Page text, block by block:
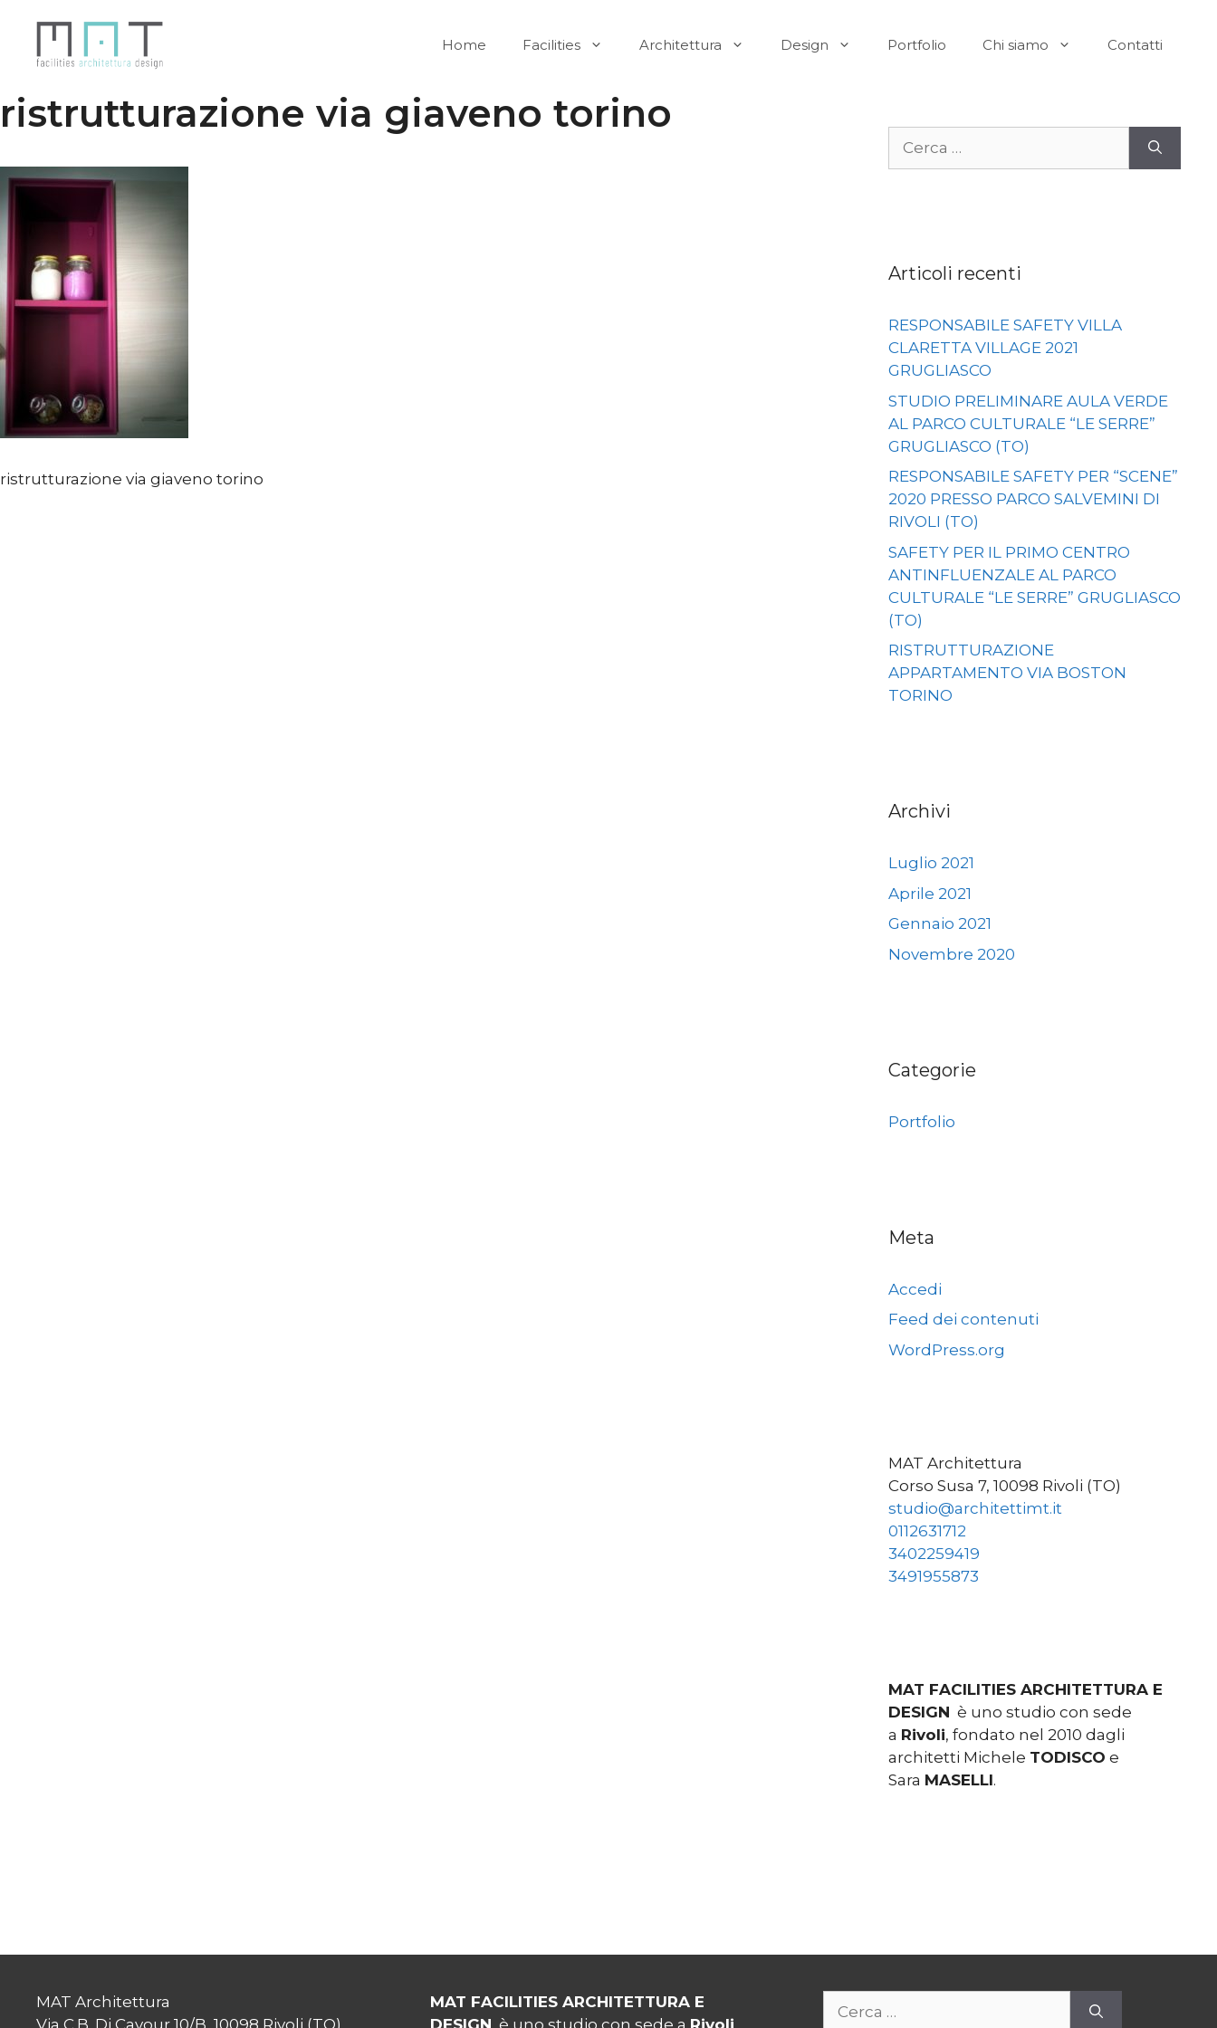
contenuto
Home Facilities Architettura Design Portfolio Chi siamo Contatti
ristrutturazione via giaveno torino
ristrutturazione via giaveno torino
Articoli recenti
RESPONSABILE SAFETY VILLA
CLARETTA VILLAGE 2021
GRUGLIASCO
STUDIO PRELIMINARE AULA VERDE
AL PARCO CULTURALE “LE SERRE”
GRUGLIASCO (TO)
RESPONSABILE SAFETY PER “SCENE”
2020 PRESSO PARCO SALVEMINI DI
RIVOLI (TO)
SAFETY PER IL PRIMO CENTRO
ANTINFLUENZALE AL PARCO
CULTURALE “LE SERRE” GRUGLIASCO
(TO)
RISTRUTTURAZIONE
APPARTAMENTO VIA BOSTON
TORINO
Archivi
Luglio 2021
Aprile 2021
Gennaio 2021
Novembre 2020
Categorie
Portfolio
Meta
Accedi
Feed dei contenuti
WordPress.org
MAT Architettura
Corso Susa 7, 10098 Rivoli (TO)
studio@architettimt.it
0112631712
3402259419
3491955873
MAT FACILITIES ARCHITETTURA E
DESIGN è uno studio con sede
a Rivoli, fondato nel 2010 dagli
architetti Michele TODISCO e
Sara MASELLI.
MAT Architettura
Via C.B. Di Cavour 10/B, 10098 Rivoli (TO)
MAT FACILITIES ARCHITETTURA E
DESIGN è uno studio con sede a Rivoli
per: